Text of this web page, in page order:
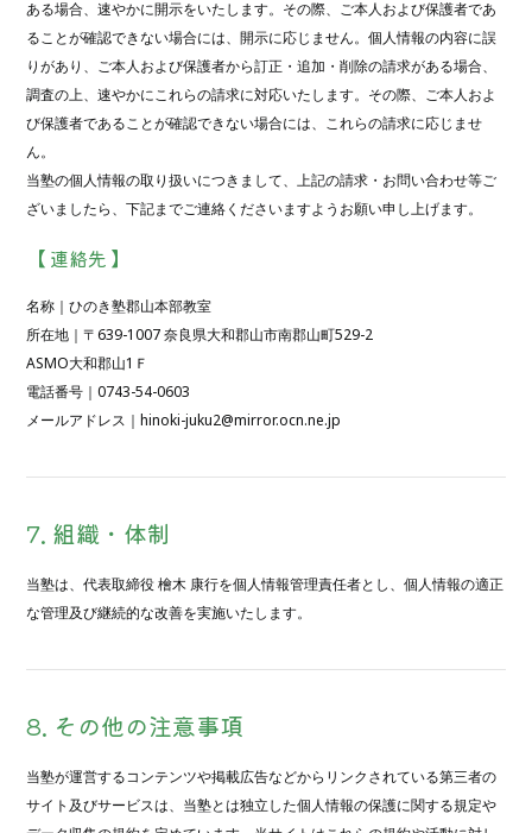
ある場合、速やかに開示をいたします。その際、ご本人および保護者であ
ることが確認できない場合には、開示に応じません。個人情報の内容に誤
りがあり、ご本人および保護者から訂正・追加・削除の請求がある場合、
調査の上、速やかにこれらの請求に対応いたします。その際、ご本人およ
び保護者であることが確認できない場合には、これらの請求に応じませ
ん。
当塾の個人情報の取り扱いにつきまして、上記の請求・お問い合わせ等ご
ざいましたら、下記までご連絡くださいますようお願い申し上げます。
【 連絡先 】
名称｜ひのき塾郡山本部教室
所在地｜〒639-1007 奈良県大和郡山市南郡山町529-2
ASMO大和郡山1Ｆ
電話番号｜0743-54-0603
メールアドレス｜hinoki-juku2@mirror.ocn.ne.jp
7. 組織・体制
当塾は、代表取締役 檜木 康行を個人情報管理責任者とし、個人情報の適正
な管理及び継続的な改善を実施いたします。
8. その他の注意事項
当塾が運営するコンテンツや掲載広告などからリンクされている第三者の
サイト及びサービスは、当塾とは独立した個人情報の保護に関する規定や